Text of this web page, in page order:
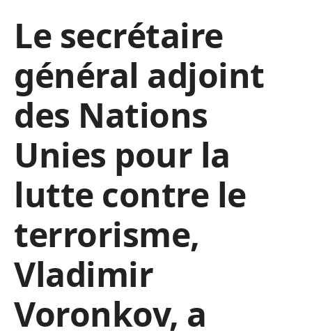
Le secrétaire
général adjoint
des Nations
Unies pour la
lutte contre le
terrorisme,
Vladimir
Voronkov, a